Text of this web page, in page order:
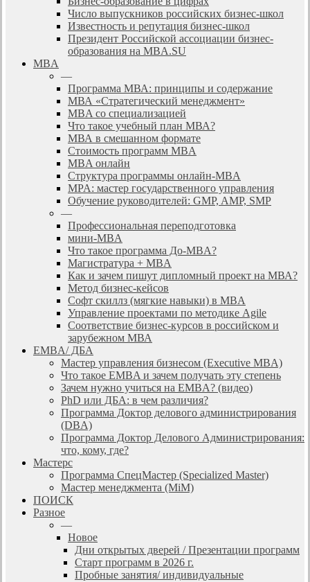
Число выпускников российских бизнес-школ
Известность и репутация бизнес-школ
Президент Российской ассоциации бизнес-
образования на MBA.SU
MBA
—
Программа МВА: принципы и содержание
МВА «Cтратегический менеджмент»
MBA со специализацией
Что такое учебный план МВА?
МВА в смешанном формате
Стоимость программ MBA
MBA онлайн
Cтруктура программы онлайн-MBA
MPA: мастер государственного управления
Обучение руководителей: GMP, AMP, SMP
—
Профессиональная переподготовка
мини-MBA
Что такое программа До-MBA?
Магистратура + MBA
Как и зачем пишут дипломный проект на МВА?
Метод бизнес-кейсов
Софт скиллз (мягкие навыки) в MBA
Управление проектами по методике Agile
Соответствие бизнес-курсов в российском и
зарубежном МВА
EMBA/ ДБA
Мастер управления бизнесом (Executive MBA)
Что такое EMBA и зачем получать эту степень
Зачем нужно учиться на EMBA? (видео)
PhD или ДБА: в чем различия?
Программа Доктор делового администрирования
(DBА)
Программа Доктор Делового Администрирования:
что, кому, где?
Мастерс
Программа СпецМастер (Specialized Master)
Мастер менеджмента (MiM)
ПОИСК
Разное
—
Новое
Дни открытых дверей / Презентации программ
Старт программ в 2026 г.
Пробные занятия/ индивидуальные